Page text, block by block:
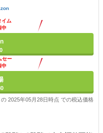
イム
中
セー
中
2025年05月28日時点 での税込価格